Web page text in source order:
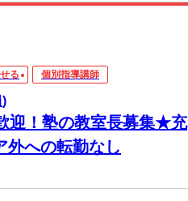
る 個別指導講師
)
迎！塾の教室長募集★充
への転勤なし